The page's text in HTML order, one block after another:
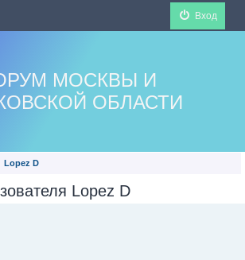
Вход
МОСКВЫ И
ОБЛАСТИ
Lopez D
Lopez D